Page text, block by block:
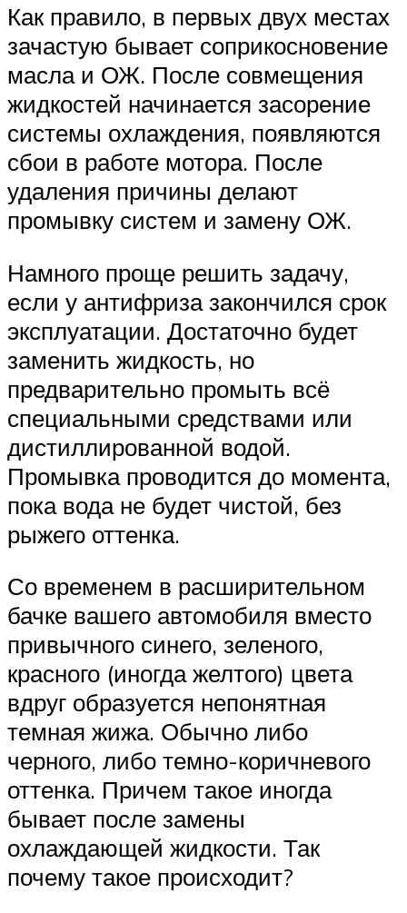
Как правило, в первых двух местах
зачастую бывает соприкосновение
масла и ОЖ. После совмещения
жидкостей начинается засорение
системы охлаждения, появляются
сбои в работе мотора. После
удаления причины делают
промывку систем и замену ОЖ.
Намного проще решить задачу,
если у антифриза закончился срок
эксплуатации. Достаточно будет
заменить жидкость, но
предварительно промыть всё
специальными средствами или
дистиллированной водой.
Промывка проводится до момента,
пока вода не будет чистой, без
рыжего оттенка.
Со временем в расширительном
бачке вашего автомобиля вместо
привычного синего, зеленого,
красного (иногда желтого) цвета
вдруг образуется непонятная
темная жижа. Обычно либо
черного, либо темно-коричневого
оттенка. Причем такое иногда
бывает после замены
охлаждающей жидкости. Так
почему такое происходит?